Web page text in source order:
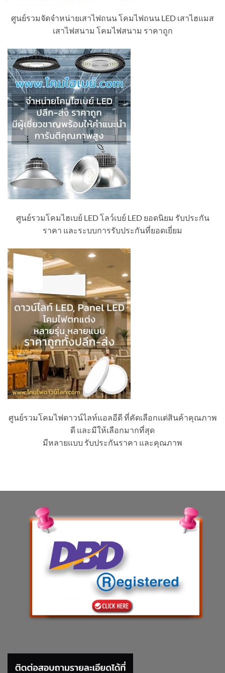
ศูนย์รวมจัดจำหน่ายเสาไฟถนน โคมไฟถนน LED เสาไฮแมส
เสาไฟสนาม โคมไฟสนาม ราคาถูก
ศูนย์รวมโคมไฮเบย์ LED โลว์เบย์ LED ยอดนิยม รับประกัน
ราคา และระบบการรับประกันที่ยอดเยี่ยม
ศูนย์รวมโคมไฟดาวน์ไลท์แอลอีดี ที่คัดเลือกแต่สินค้าคุณภาพ
ดี และมีให้เลือกมากที่สุด
มีหลายแบบ รับประกันราคา และคุณภาพ